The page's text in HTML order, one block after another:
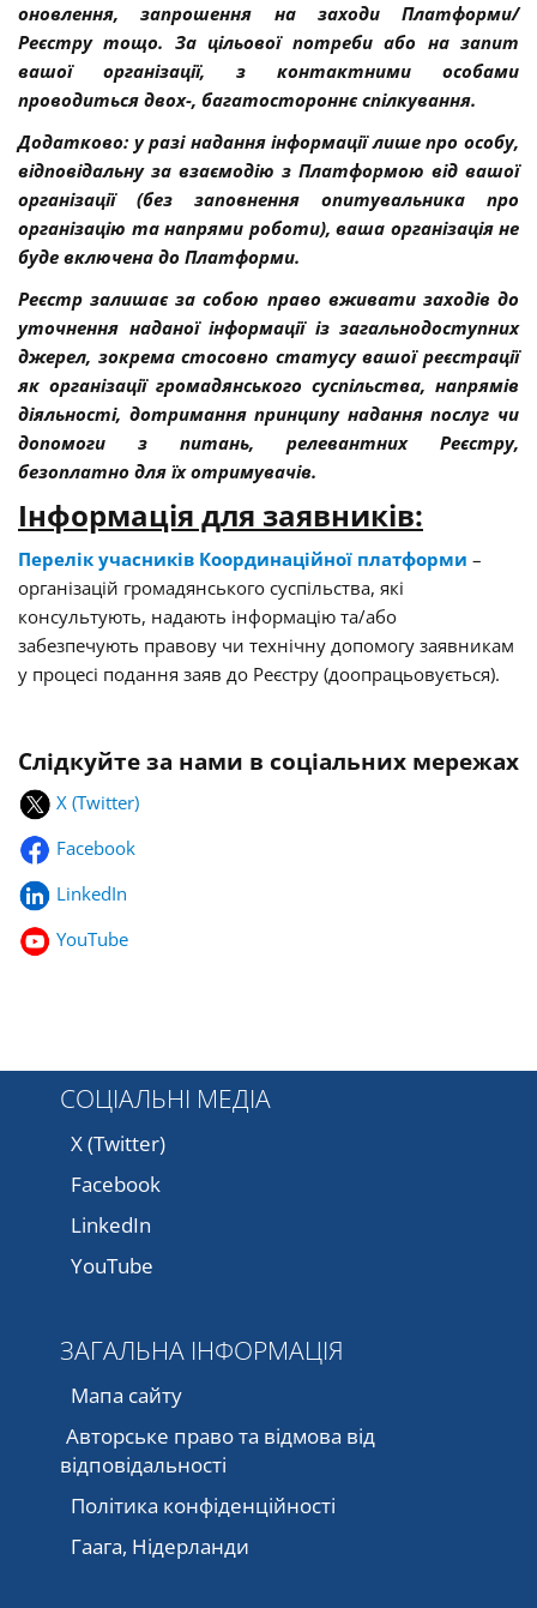
оновлення, запрошення на заходи Платформи/
Реєстру тощо. За цільової потреби або на запит
вашої організації, з контактними особами
проводиться двох-, багатостороннє спілкування.
Додатково: у разі надання інформації лише про особу,
відповідальну за взаємодію з Платформою від вашої
організації (без заповнення опитувальника про
організацію та напрями роботи), ваша організація не
буде включена до Платформи.
Реєстр залишає за собою право вживати заходів до
уточнення наданої інформації із загальнодоступних
джерел, зокрема стосовно статусу вашої реєстрації
як організації громадянського суспільства, напрямів
діяльності, дотримання принципу надання послуг чи
допомоги з питань, релевантних Реєстру,
безоплатно для їх отримувачів.
Інформація для заявників:
Перелік учасників Координаційної платформи –
організацій громадянського суспільства, які
консультують, надають інформацію та/або
забезпечують правову чи технічну допомогу заявникам
у процесі подання заяв до Реєстру (доопрацьовується).
Слідкуйте за нами в соціальних мережах
X (Twitter)
Facebook
LinkedIn
YouTube
СОЦІАЛЬНІ МЕДІА
X (Twitter)
Facebook
LinkedIn
YouTube
ЗАГАЛЬНА ІНФОРМАЦІЯ
Мапа сайту
Авторське право та відмова від
відповідальності
Політика конфіденційності
Гаага, Нідерланди